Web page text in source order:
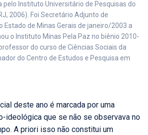
pelo Instituto Universitário de Pesquisas do
2006). Foi Secretário Adjunto de
Estado de Minas Gerais de janeiro/2003 a
o Instituto Minas Pela Paz no biênio 2010-
do curso de Ciências Sociais da
do Centro de Estudos e Pesquisa em
deste ano é marcada por uma
ideológica que se não se observava no
A priori isso não constitui um